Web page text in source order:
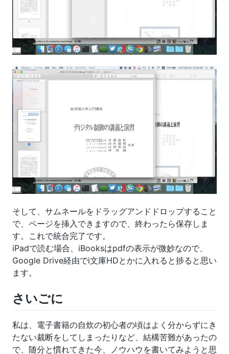
そして、サムネールをドラッグアンドドロップすること
で、ページを挿入できますので、終わったら保存しま
す。これで統合完了です。
iPadで読む場合、iBooksはpdfの表示が微妙なので、
Google Drive経由でi文庫HDとかに入れると捗ると思い
ます。
さいごに
私は、電子書籍の自炊の初心者の頃はよく分からずにき
たない裁断をしてしまったりなど、結構苦難があったの
で、随分と慣れてきた今、ノウハウを書いてみようと思